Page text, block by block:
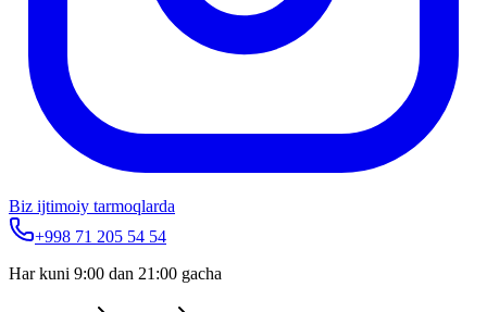
Biz ijtimoiy tarmoqlarda
+998 71 205 54 54
Har kuni 9:00 dan 21:00 gacha